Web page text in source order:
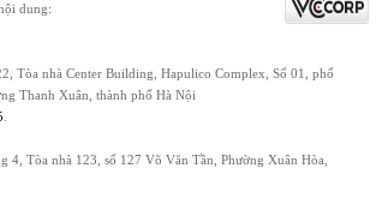
dung:
Tòa nhà Center Building, Hapulico Complex, Số 01, phố
Thanh Xuân, thành phố Hà Nội
.
4, Tòa nhà 123, số 127 Võ Văn Tần, Phường Xuân Hòa,